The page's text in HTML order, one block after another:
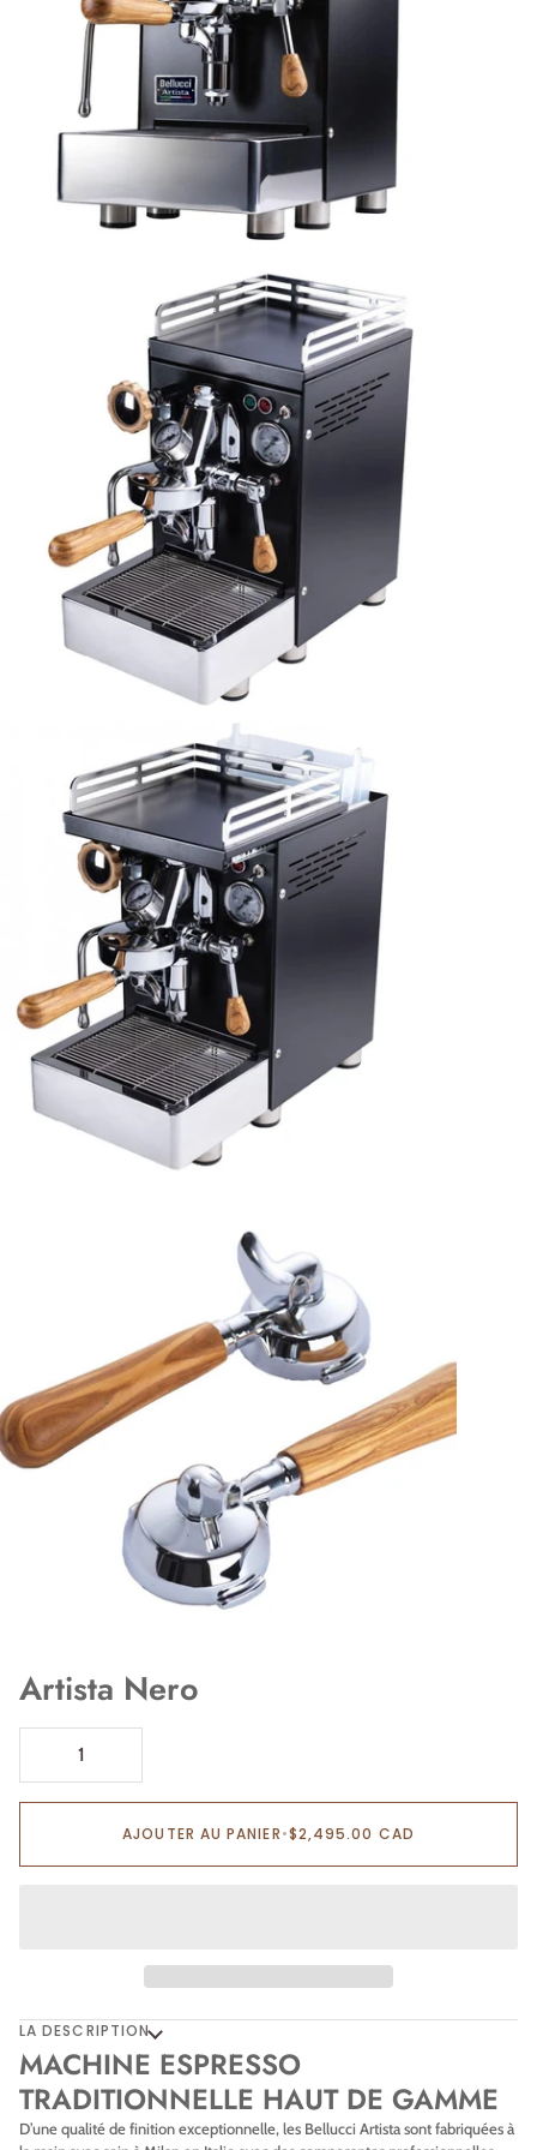
Artista Nero
AJOUTER AU PANIER•$2,495.00 CAD
LA DESCRIPTION
MACHINE ESPRESSO
TRADITIONNELLE HAUT DE GAMME
D’une qualité de finition exceptionnelle, les Bellucci Artista sont fabriquées à